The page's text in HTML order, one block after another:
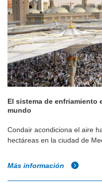
El sistema de enfriamiento
mundo
Condair acondiciona el aire
hectáreas en la ciudad de
Más información